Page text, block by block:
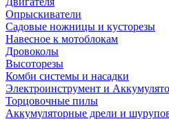
Опрыскиватели
Садовые ножницы и кусторезы
Навесное к мотоблокам
Дровоколы
Высоторезы
Комби системы и насадки
Электроинструмент и
Торцовочные пилы
Аккумуляторные дрели и